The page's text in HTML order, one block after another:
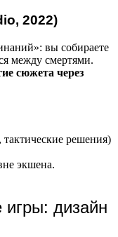
2022)
вы собираете
между смертями.
сюжета через
решения)
экшена.
игры: дизайн